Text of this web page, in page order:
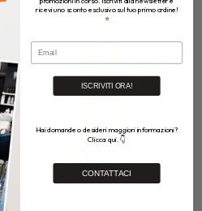
ricevi uno sconto esclusivo sul tuo primo ordine!
⭐
Email
ISCRIVITI ORA!
Hai domande o desideri maggiori informazioni?
Clicca qui. 👇
CONTATTACI